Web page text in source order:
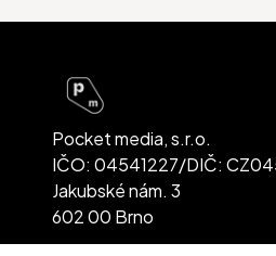
Pocket media, s.r.o.
IČO: 04541227/DIČ:
Jakubské nám. 3
602 00 Brno